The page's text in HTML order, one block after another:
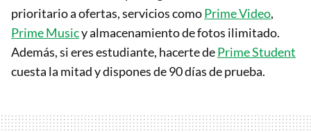
prioritario a ofertas, servicios comoPrime Video,
Prime Musicy almacenamiento de fotos ilimitado.
Además, si eres estudiante, hacerte dePrime Student
cuesta la mitad y dispones de 90 días de prueba.